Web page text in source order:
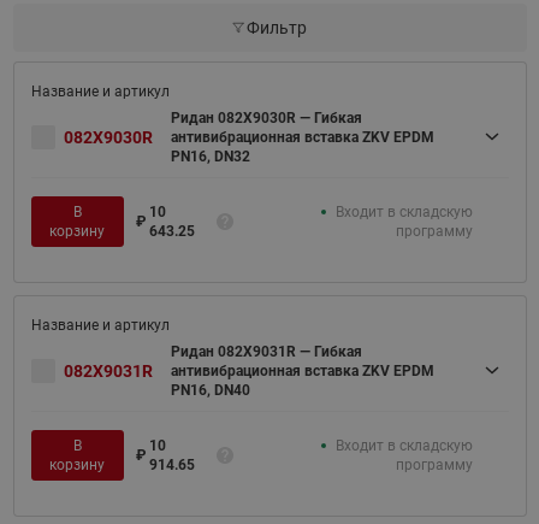
Фильтр
082X9030R
Ридан 082X9030R — Гибкая
антивибрационная вставка ZKV EPDM
PN16, DN32
В
корзину
₽
10
643.25
Входит в складскую
программу
082X9031R
Ридан 082X9031R — Гибкая
антивибрационная вставка ZKV EPDM
PN16, DN40
В
корзину
₽
10
914.65
Входит в складскую
программу